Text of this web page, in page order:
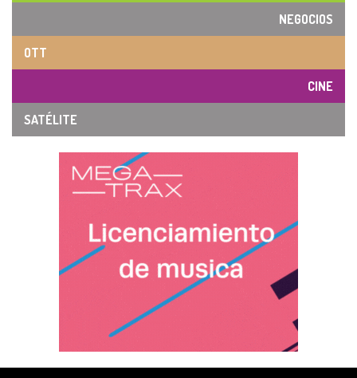
NEGOCIOS
OTT
CINE
SATÉLITE